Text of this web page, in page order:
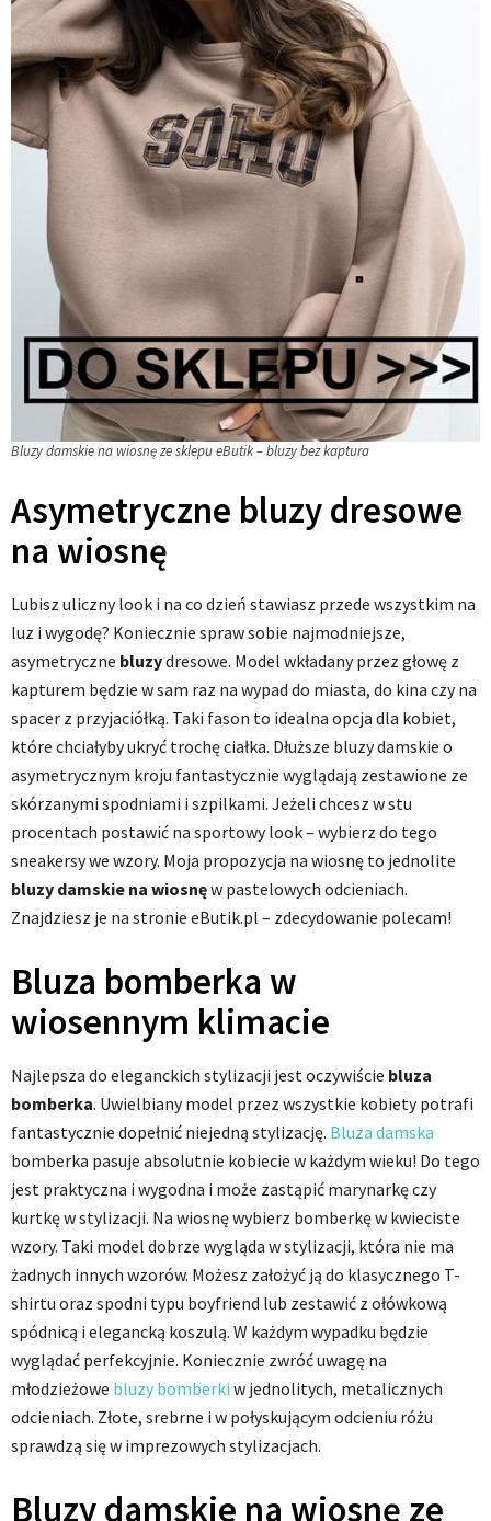
Bluzy damskie na wiosnę ze sklepu eButik – bluzy bez kaptura
Asymetryczne bluzy dresowe
na wiosnę
Lubisz uliczny look i na co dzień stawiasz przede wszystkim na
luz i wygodę? Koniecznie spraw sobie najmodniejsze,
asymetryczne bluzydresowe. Model wkładany przez głowę z
kapturem będzie w sam raz na wypad do miasta, do kina czy na
spacer z przyjaciółką. Taki fason to idealna opcja dla kobiet,
które chciałyby ukryć trochę ciałka. Dłuższe bluzy damskie o
asymetrycznym kroju fantastycznie wyglądają zestawione ze
skórzanymi spodniami i szpilkami. Jeżeli chcesz w stu
procentach postawić na sportowy look – wybierz do tego
sneakersy we wzory. Moja propozycja na wiosnę to jednolite
bluzy damskie na wiosnęw pastelowych odcieniach.
Znajdziesz je na stronie eButik.pl – zdecydowanie polecam!
Bluza bomberka w
wiosennym klimacie
Najlepsza do eleganckich stylizacji jest oczywiście bluza
bomberka. Uwielbiany model przez wszystkie kobiety potrafi
fantastycznie dopełnić niejedną stylizację. Bluza damska
bomberka pasuje absolutnie kobiecie w każdym wieku! Do tego
jest praktyczna i wygodna i może zastąpić marynarkę czy
kurtkę w stylizacji. Na wiosnę wybierz bomberkę w kwieciste
wzory. Taki model dobrze wygląda w stylizacji, która nie ma
żadnych innych wzorów. Możesz założyć ją do klasycznego T-
shirtu oraz spodni typu boyfriend lub zestawić z ołówkową
spódnicą i elegancką koszulą. W każdym wypadku będzie
wyglądać perfekcyjnie. Koniecznie zwróć uwagę na
młodzieżowe bluzy bomberki w jednolitych, metalicznych
odcieniach. Złote, srebrne i w połyskującym odcieniu różu
sprawdzą się w imprezowych stylizacjach.
Bluzy damskie na wiosnę ze